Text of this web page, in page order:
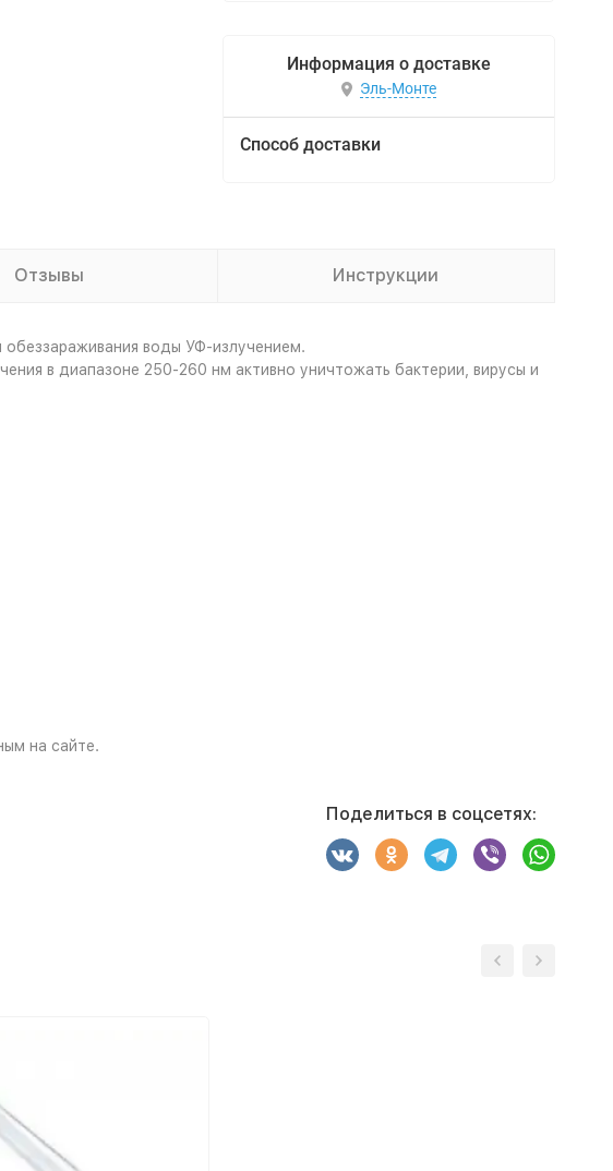
Информация о доставке
Эль-Монте
Способ доставки
Отзывы Инструкции
обеззараживания воды УФ-излучением.
в диапазоне 250-260 нм активно уничтожать бактерии, вирусы и
на сайте.
Поделиться в соцсетях: